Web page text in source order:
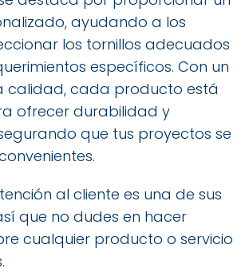
ayudando a los
los tornillos adecuados
específicos. Con un
calidad, cada producto está
ofrecer durabilidad y
que tus proyectos se
al cliente es una de sus
que no dudes en hacer
cualquier producto o servicio